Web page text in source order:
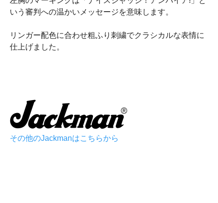
いう審判への温かいメッセージを意味します。
リンガー配色に合わせ粗ふり刺繍でクラシカルな表情に
仕上げました。
その他のJackmanはこちらから